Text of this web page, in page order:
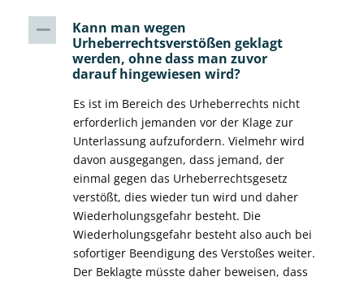
A
Kann man wegen
Urheberrechtsverstößen geklagt
werden, ohne dass man zuvor
darauf hingewiesen wird?
Es ist im Bereich des Urheberrechts nicht
erforderlich jemanden vor der Klage zur
Unterlassung aufzufordern. Vielmehr wird
davon ausgegangen, dass jemand, der
einmal gegen das Urheberrechtsgesetz
verstößt, dies wieder tun wird und daher
Wiederholungsgefahr besteht. Die
Wiederholungsgefahr besteht also auch bei
sofortiger Beendigung des Verstoßes weiter.
Der Beklagte müsste daher beweisen, dass